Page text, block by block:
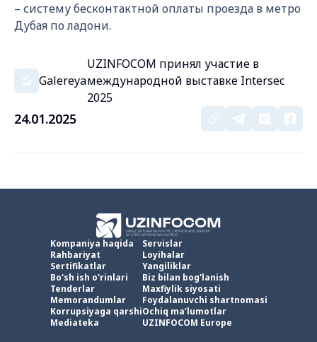
– систему бесконтактной оплаты проезда в метро
Дубая по ладони.
Galereya
UZINFOCOM принял участие в
международной выставке Intersec
2025
24.01.2025
Kompaniya haqida
Rahbariyat
Sertifikatlar
Bo'sh ish o'rinlari
Tenderlar
Memorandumlar
Korrupsiyaga qarshi
Mediateka
Servislar
Loyihalar
Yangiliklar
Biz bilan bog'lanish
Maxfiylik siyosati
Foydalanuvchi shartnomasi
Ochiq ma’lumotlar
UZINFOCOM Europe